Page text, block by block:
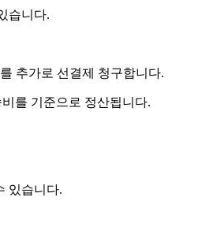
습니다.
추가로 선결제 청구합니다.
를 기준으로 정산됩니다.
있습니다.